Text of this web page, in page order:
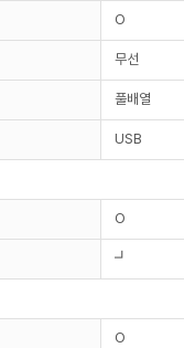
O
무선
풀배열
USB
O
┛
O